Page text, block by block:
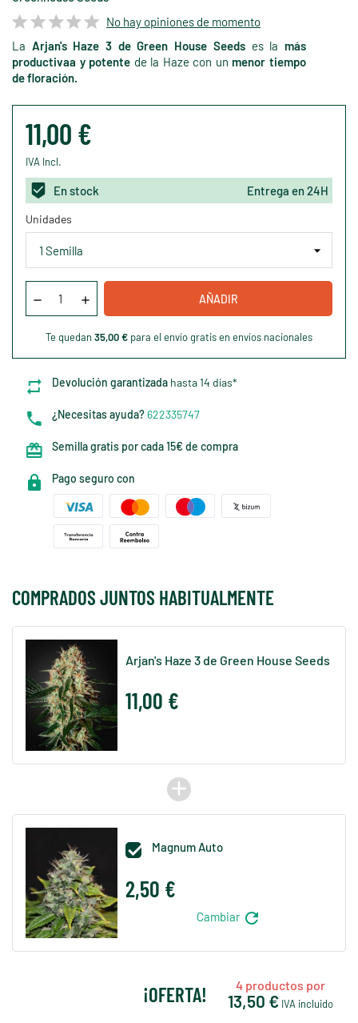
No hay opiniones de momento
La Arjan's Haze 3 de Green House Seedses la más
productivaa y potente de la Haze con un menor tiempo
de floración.
11,00 €
IVA Incl.
En stock Entrega en 24H
Unidades
AÑADIR
Te quedan 35,00 € para el envío gratis en envíos nacionales
Devolución garantizada hasta 14 días*
¿Necesitas ayuda?622335747
Semilla gratis por cada 15€ de compra
Pago seguro con
COMPRADOS JUNTOS HABITUALMENTE
Arjan's Haze 3 de Green House Seeds
11,00 €
add
 Magnum Auto
2,50 €
Cambiar refresh
¡OFERTA! 4 productos por
13,50 € IVA incluido